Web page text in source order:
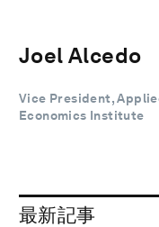
Joel Alcedo
Vice President,
Economics Institute
最新記事